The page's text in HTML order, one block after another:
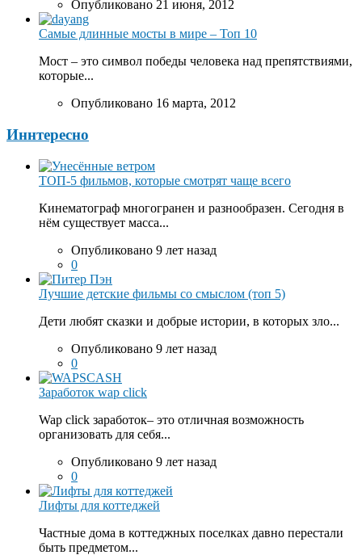
Опубликовано 21 июня, 2012
Самые длинные мосты в мире – Топ 10
Мост – это символ победы человека над препятствиями,
которые...
Опубликовано 16 марта, 2012
Иннтересно
ТОП-5 фильмов, которые смотрят чаще всего
Кинематограф многогранен и разнообразен. Сегодня в
нём существует масса...
Опубликовано 9 лет назад
0
Лучшие детские фильмы со смыслом (топ 5)
Дети любят сказки и добрые истории, в которых зло...
Опубликовано 9 лет назад
0
Заработок wap click
Wap click заработок– это отличная возможность
организовать для себя...
Опубликовано 9 лет назад
0
Лифты для коттеджей
Частные дома в коттеджных поселках давно перестали
быть предметом...